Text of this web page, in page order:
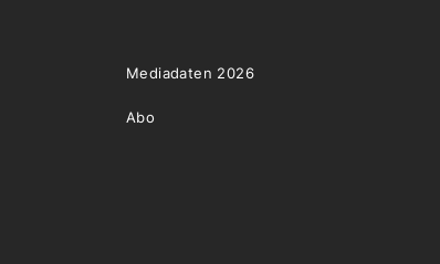
Mediadaten 2026
Abo